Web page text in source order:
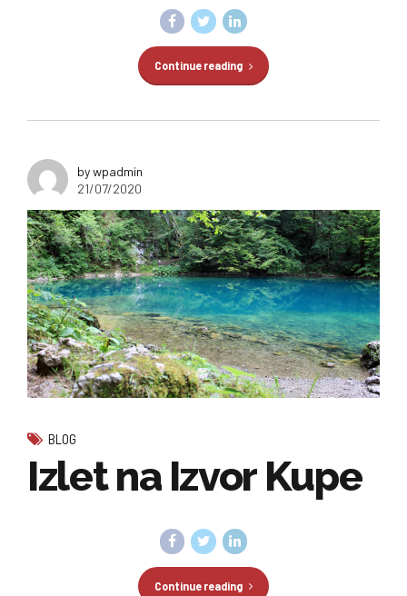
Continue reading
by wpadmin
21/07/2020
BLOG
Izlet na Izvor Kupe
Continue reading